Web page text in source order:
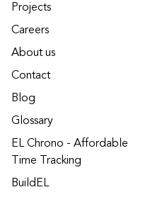
Projects
Careers
About us
Contact
Blog
Glossary
EL Chrono - Affordable
Time Tracking
BuildEL